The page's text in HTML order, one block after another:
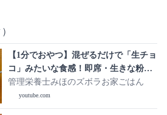
【1分でおやつ】混ぜるだけで「生チョ
コ」みたいな食感！即席・生きな粉の
作り方
管理栄養士みほのズボラお家ごはん
youtube.com